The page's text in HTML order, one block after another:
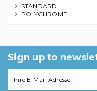
STANDARD
POLYCHROME
Sign up to